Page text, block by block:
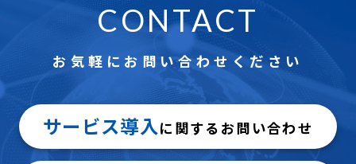
CONTACT
お気軽にお問い合わせください
サービス導入に関するお問い合わせ